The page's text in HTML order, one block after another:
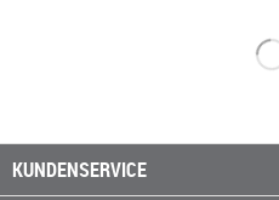
KUNDENSERVICE